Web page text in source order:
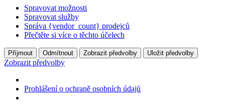
Spravovat možnosti
Spravovat služby
Správa {vendor_count} prodejců
Přečtěte si více o těchto účelech
Příjmout Odmítnout Zobrazit předvolby Uložit předvolby
Zobrazit předvolby
Prohlášení o ochraně osobních údajů